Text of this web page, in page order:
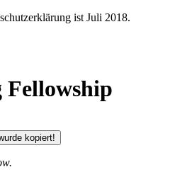
ist Juli 2018.
Fellowship
kopiert!